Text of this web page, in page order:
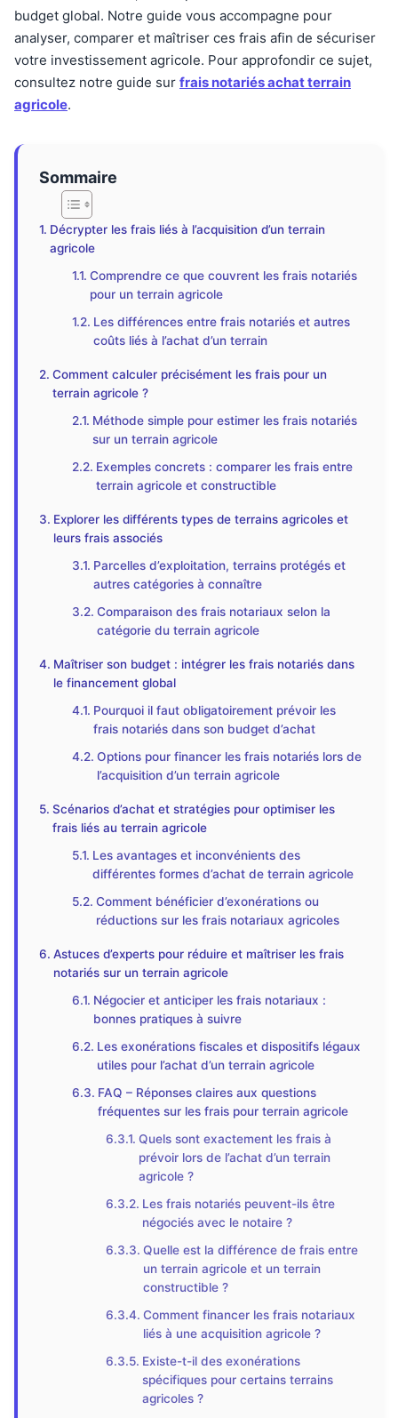
budget global. Notre guide vous accompagne pour
analyser, comparer et maîtriser ces frais afin de sécuriser
votre investissement agricole. Pour approfondir ce sujet,
consultez notre guide sur frais notariés achat terrain
agricole.
Sommaire
Décrypter les frais liés à l’acquisition d’un terrain
agricole
Comprendre ce que couvrent les frais notariés
pour un terrain agricole
Les différences entre frais notariés et autres
coûts liés à l’achat d’un terrain
Comment calculer précisément les frais pour un
terrain agricole ?
Méthode simple pour estimer les frais notariés
sur un terrain agricole
Exemples concrets : comparer les frais entre
terrain agricole et constructible
Explorer les différents types de terrains agricoles et
leurs frais associés
Parcelles d’exploitation, terrains protégés et
autres catégories à connaître
Comparaison des frais notariaux selon la
catégorie du terrain agricole
Maîtriser son budget : intégrer les frais notariés dans
le financement global
Pourquoi il faut obligatoirement prévoir les
frais notariés dans son budget d’achat
Options pour financer les frais notariés lors de
l’acquisition d’un terrain agricole
Scénarios d’achat et stratégies pour optimiser les
frais liés au terrain agricole
Les avantages et inconvénients des
différentes formes d’achat de terrain agricole
Comment bénéficier d’exonérations ou
réductions sur les frais notariaux agricoles
Astuces d’experts pour réduire et maîtriser les frais
notariés sur un terrain agricole
Négocier et anticiper les frais notariaux :
bonnes pratiques à suivre
Les exonérations fiscales et dispositifs légaux
utiles pour l’achat d’un terrain agricole
FAQ – Réponses claires aux questions
fréquentes sur les frais pour terrain agricole
Quels sont exactement les frais à
prévoir lors de l’achat d’un terrain
agricole ?
Les frais notariés peuvent-ils être
négociés avec le notaire ?
Quelle est la différence de frais entre
un terrain agricole et un terrain
constructible ?
Comment financer les frais notariaux
liés à une acquisition agricole ?
Existe-t-il des exonérations
spécifiques pour certains terrains
agricoles ?